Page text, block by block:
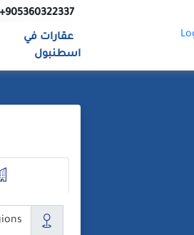
+905360322337
عقارات في
اسطنبول